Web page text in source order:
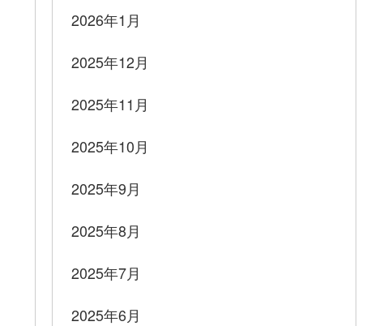
2026年1月
2025年12月
2025年11月
2025年10月
2025年9月
2025年8月
2025年7月
2025年6月